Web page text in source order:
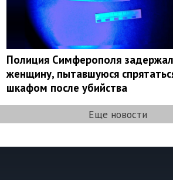
Полиция Симферополя
женщину, пытавшуюся
шкафом после убийства
Еще новости